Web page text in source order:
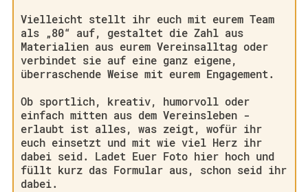
Vielleicht stellt ihr euch mit eurem Team
als „80“ auf, gestaltet die Zahl aus
Materialien aus eurem Vereinsalltag oder
verbindet sie auf eine ganz eigene,
überraschende Weise mit eurem Engagement.
Ob sportlich, kreativ, humorvoll oder
einfach mitten aus dem Vereinsleben -
erlaubt ist alles, was zeigt, wofür ihr
euch einsetzt und mit wie viel Herz ihr
dabei seid. Ladet Euer Foto hier hoch und
füllt kurz das Formular aus, schon seid ihr
dabei.